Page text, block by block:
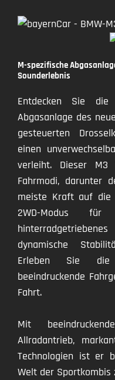
M-spezifische
Sounderlebnis
Entdecken Sie die
Abgasanlage des
gesteuerten
einen
verleiht. Dieser M3
Fahrmodi, darunter
meiste Kraft auf die
2WD-Modus
dynamische
Erleben Sie
beeindruckende
Fahrt.
Mit
Allradantrieb,
Technologien ist er
Welt der Sportkombis